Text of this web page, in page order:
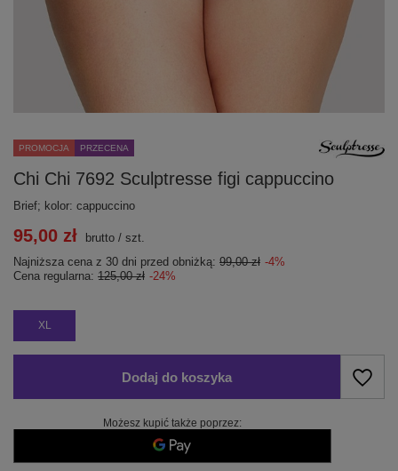
PROMOCJA PRZECENA
Chi Chi 7692 Sculptresse figi cappuccino
Brief; kolor: cappuccino
XL
95,00 zł brutto / szt.
Najniższa cena z 30 dni przed obniżką: 99,00 zł -4%
Cena regularna: 125,00 zł -24%
Dodaj do koszyka
Możesz kupić także poprzez: